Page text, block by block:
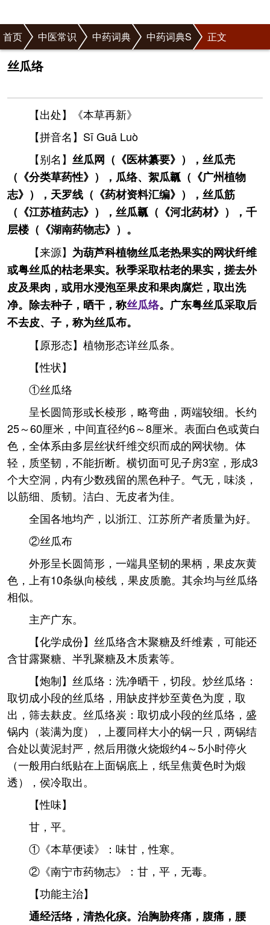
首页 中医常识 中药词典 中药词典S 正文
丝瓜络
【出处】《本草再新》
【拼音名】Sī Guā Luò
【别名】 丝瓜网（《医林纂要》），丝瓜壳
（《分类草药性》），瓜络、絮瓜瓤（《广州植物
志》），天罗线（《药材资料汇编》），丝瓜筋
（《江苏植药志》），丝瓜瓤（《河北药材》），千
层楼（《湖南药物志》）。
【来源】 为葫芦科植物丝瓜老热果实的网状纤维
或粤丝瓜的枯老果实。秋季采取枯老的果实，搓去外
皮及果肉，或用水浸泡至果皮和果肉腐烂，取出洗
净。除去种子，晒干，称丝瓜络。广东粤丝瓜采取后
不去皮、子，称为丝瓜布。
【原形态】植物形态详丝瓜条。
【性状】
①丝瓜络
呈长圆筒形或长棱形，略弯曲，两端较细。长约
25～60厘米，中间直径约6～8厘米。表面白色或黄白
色，全体系由多层丝状纤维交织而成的网状物。体
轻，质坚韧，不能折断。横切面可见子房3室，形成3
个大空洞，内有少数残留的黑色种子。气无，味淡，
以筋细、质韧。洁白、无皮者为佳。
全国各地均产，以浙江、江苏所产者质量为好。
②丝瓜布
外形呈长圆筒形，一端具坚韧的果柄，果皮灰黄
色，上有10条纵向棱线，果皮质脆。其余均与丝瓜络
相似。
主产广东。
【化学成份】丝瓜络含木聚糖及纤维素，可能还
含甘露聚糖、半乳聚糖及木质素等。
【炮制】丝瓜络：洗净晒干，切段。炒丝瓜络：
取切成小段的丝瓜络，用缺皮拌炒至黄色为度，取
出，筛去麸皮。丝瓜络炭：取切成小段的丝瓜络，盛
锅内（装满为度），上覆同样大小的锅一只，两锅结
合处以黄泥封严，然后用微火烧煅约4～5小时停火
（一般用白纸贴在上面锅底上，纸呈焦黄色时为煅
透），侯冷取出。
【性味】
甘，平。
①《本草便读》：味甘，性寒。
②《南宁市药物志》：甘，平，无毒。
【功能主治】
通经活络，清热化痰。治胸胁疼痛，腹痛，腰